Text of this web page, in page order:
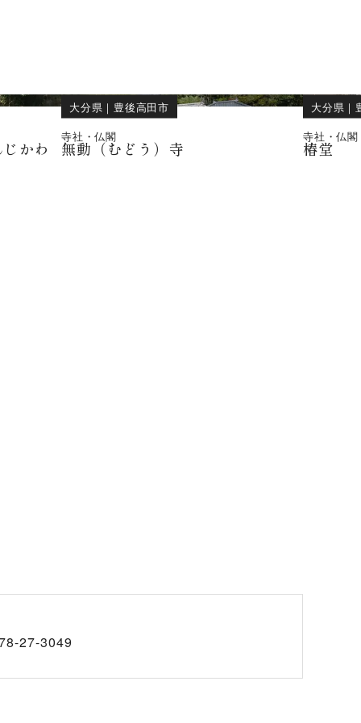
かわ
大分県 ｜ 豊後高田市
寺社・仏閣
無動（むどう）寺
大分県 ｜
寺社・仏閣
椿堂
27-3049